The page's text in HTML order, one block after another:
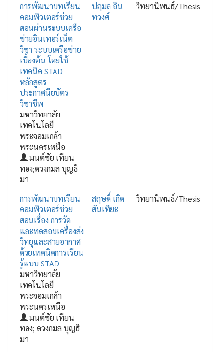
การพัฒนาบทเรียน
คอมพิวเตอร์ช่วย
สอนผ่านระบบเครือ
ข่ายอินเทอร์เน็ต
วิชา ระบบเครือข่าย
เบื้องต้น โดยใช้
เทคนิค STAD
หลักสูตร
ประกาศนียบัตร
วิชาชีพ
มหาวิทยาลัย
เทคโนโลยี
พระจอมเกล้า
พระนครเหนือ
มนต์ชัย เทียน
ทอง;ดวงกมล บุญธิ
มา
ปฤมล อิน
ทวงศ์
วิทยานิพนธ์/Thesis
การพัฒนาบทเรียน
คอมพิวเตอร์ช่วย
สอนเรื่อง การวัด
และทดสอบเครื่องส่ง
วิทยุและสายอากาศ
ด้วยเทคนิคการเรียน
รู้แบบ STAD
มหาวิทยาลัย
เทคโนโลยี
พระจอมเกล้า
พระนครเหนือ
มนต์ชัย เทียน
ทอง; ดวงกมล บุญธิ
มา
สฤษดิ์ เกิด
สันเทียะ
วิทยานิพนธ์/Thesis